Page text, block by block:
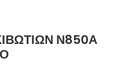
Ν850Α